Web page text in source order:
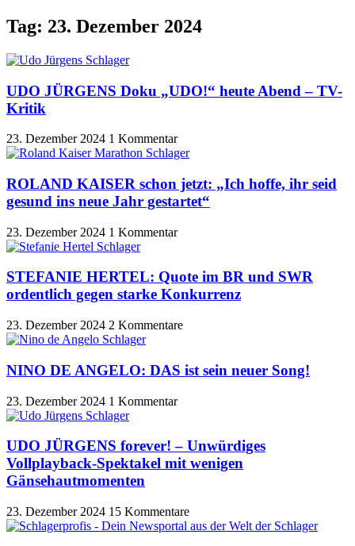
Tag: 23. Dezember 2024
UDO JÜRGENS Doku „UDO!“ heute Abend – TV-
Kritik
23. Dezember 2024 1 Kommentar
ROLAND KAISER schon jetzt: „Ich hoffe, ihr seid
gesund ins neue Jahr gestartet“
23. Dezember 2024 1 Kommentar
STEFANIE HERTEL: Quote im BR und SWR
ordentlich gegen starke Konkurrenz
23. Dezember 2024 2 Kommentare
NINO DE ANGELO: DAS ist sein neuer Song!
23. Dezember 2024 1 Kommentar
UDO JÜRGENS forever! – Unwürdiges
Vollplayback-Spektakel mit wenigen
Gänsehautmomenten
23. Dezember 2024 15 Kommentare